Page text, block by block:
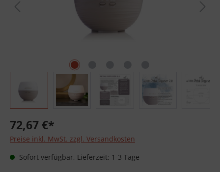
72,67 €*
Preise inkl. MwSt. zzgl. Versandkosten
Sofort verfügbar, Lieferzeit: 1-3 Tage